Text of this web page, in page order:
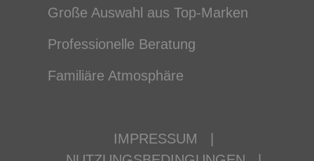
Große Auswahl aus Top-Marken
Professionelle Beratung
Familiäre Atmosphäre
IMPRESSUM